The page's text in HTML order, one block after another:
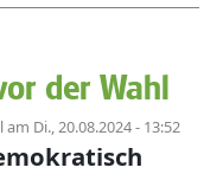
der Wahl
am Di., 20.08.2024 - 13:52